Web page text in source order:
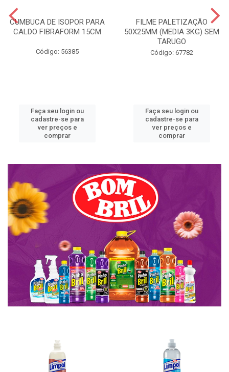
CUMBUCA DE ISOPOR PARA
CALDO FIBRAFORM 15CM
Código: 56385
Faça seu login ou
cadastre-se para
ver preços e
comprar
FILME PALETIZAÇÃO
50X25MM (MEDIA 3KG) SEM
TARUGO
Código: 67782
Faça seu login ou
cadastre-se para
ver preços e
comprar